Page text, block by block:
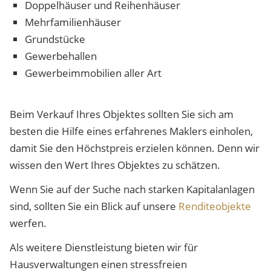
Doppelhäuser und Reihenhäuser
Mehrfamilienhäuser
Grundstücke
Gewerbehallen
Gewerbeimmobilien aller Art
Beim Verkauf Ihres Objektes sollten Sie sich am
besten die Hilfe eines erfahrenes Maklers einholen,
damit Sie den Höchstpreis erzielen können. Denn wir
wissen den Wert Ihres Objektes zu schätzen.
Wenn Sie auf der Suche nach starken Kapitalanlagen
sind, sollten Sie ein Blick auf unsere Renditeobjekte
werfen.
Als weitere Dienstleistung bieten wir für
Hausverwaltungen einen stressfreien